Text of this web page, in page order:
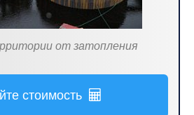
от затопления
стоимость